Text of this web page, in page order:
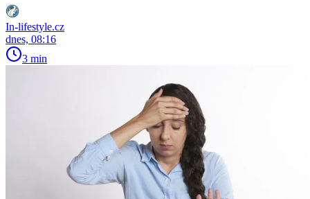
In-lifestyle.cz
dnes, 08:16
3 min